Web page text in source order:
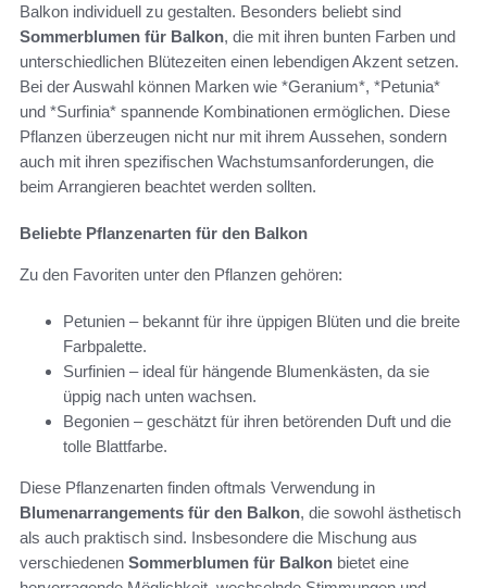
Balkon individuell zu gestalten. Besonders beliebt sind
Sommerblumen für Balkon, die mit ihren bunten Farben und
unterschiedlichen Blütezeiten einen lebendigen Akzent setzen.
Bei der Auswahl können Marken wie *Geranium*, *Petunia*
und *Surfinia* spannende Kombinationen ermöglichen. Diese
Pflanzen überzeugen nicht nur mit ihrem Aussehen, sondern
auch mit ihren spezifischen Wachstumsanforderungen, die
beim Arrangieren beachtet werden sollten.
Beliebte Pflanzenarten für den Balkon
Zu den Favoriten unter den Pflanzen gehören:
Petunien – bekannt für ihre üppigen Blüten und die breite
Farbpalette.
Surfinien – ideal für hängende Blumenkästen, da sie
üppig nach unten wachsen.
Begonien – geschätzt für ihren betörenden Duft und die
tolle Blattfarbe.
Diese Pflanzenarten finden oftmals Verwendung in
Blumenarrangements für den Balkon, die sowohl ästhetisch
als auch praktisch sind. Insbesondere die Mischung aus
verschiedenen Sommerblumen für Balkon bietet eine